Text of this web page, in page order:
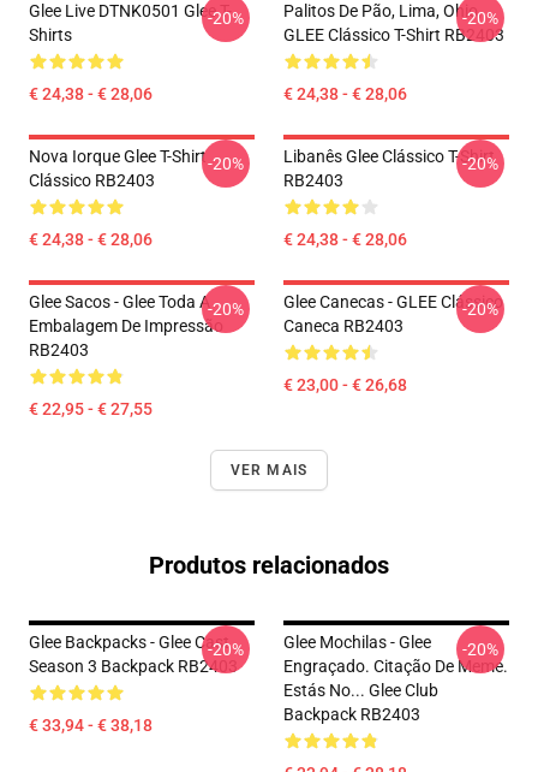
Glee Live DTNK0501 Glee T-
Shirts
€ 24,38 - € 28,06
-20%
Palitos De Pão, Lima, Ohio,
GLEE Clássico T-Shirt RB2403
€ 24,38 - € 28,06
-20%
Nova Iorque Glee T-Shirt
Clássico RB2403
€ 24,38 - € 28,06
-20%
Libanês Glee Clássico T-Shirt
RB2403
€ 24,38 - € 28,06
-20%
Glee Sacos - Glee Toda A
Embalagem De Impressão
RB2403
€ 22,95 - € 27,55
-20%
Glee Canecas - GLEE Clássico
Caneca RB2403
€ 23,00 - € 26,68
-20%
VER MAIS
Produtos relacionados
Glee Backpacks - Glee Cast
Season 3 Backpack RB2403
€ 33,94 - € 38,18
-20%
Glee Mochilas - Glee
Engraçado. Citação De Meme.
Estás No... Glee Club
Backpack RB2403
-20%